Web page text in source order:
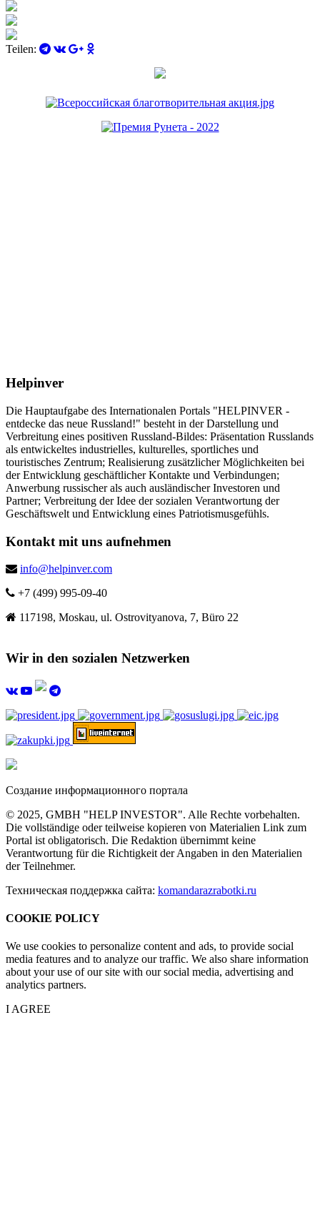
Teilen:
Helpinver
Die Hauptaufgabe des Internationalen Portals "HELPINVER -
entdecke das neue Russland!" besteht in der Darstellung und
Verbreitung eines positiven Russland-Bildes: Präsentation Russlands
als entwickeltes industrielles, kulturelles, sportliches und
touristisches Zentrum; Realisierung zusätzlicher Möglichkeiten bei
der Entwicklung geschäftlicher Kontakte und Verbindungen;
Anwerbung russischer als auch ausländischer Investoren und
Partner; Verbreitung der Idee der sozialen Verantwortung der
Geschäftswelt und Entwicklung eines Patriotismusgefühls.
Kontakt mit uns aufnehmen
info@helpinver.com
+7 (499) 995-09-40
117198, Moskau, ul. Ostrovityanova, 7, Büro 22
Wir in den sozialen Netzwerken
Создание информационного портала
© 2025, GMBH "HELP INVESTOR". Alle Rechte vorbehalten.
Die vollständige oder teilweise kopieren von Materialien Link zum
Portal ist obligatorisch. Die Redaktion übernimmt keine
Verantwortung für die Richtigkeit der Angaben in den Materialien
der Teilnehmer.
Техническая поддержка сайта: komandarazrabotki.ru
COOKIE POLICY
We use cookies to personalize content and ads, to provide social
media features and to analyze our traffic. We also share information
about your use of our site with our social media, advertising and
analytics partners.
I AGREE